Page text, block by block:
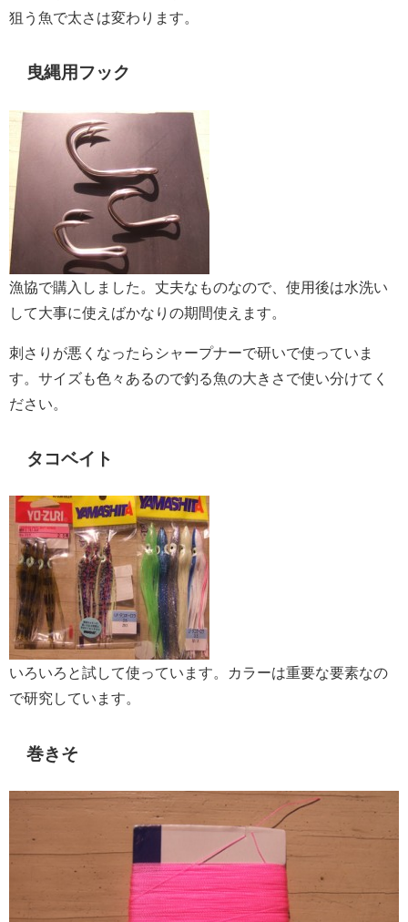
狙う魚で太さは変わります。
曳縄用フック
漁協で購入しました。丈夫なものなので、使用後は水洗い
して大事に使えばかなりの期間使えます。
刺さりが悪くなったらシャープナーで研いで使っていま
す。サイズも色々あるので釣る魚の大きさで使い分けてく
ださい。
タコベイト
いろいろと試して使っています。カラーは重要な要素なの
で研究しています。
巻きそ